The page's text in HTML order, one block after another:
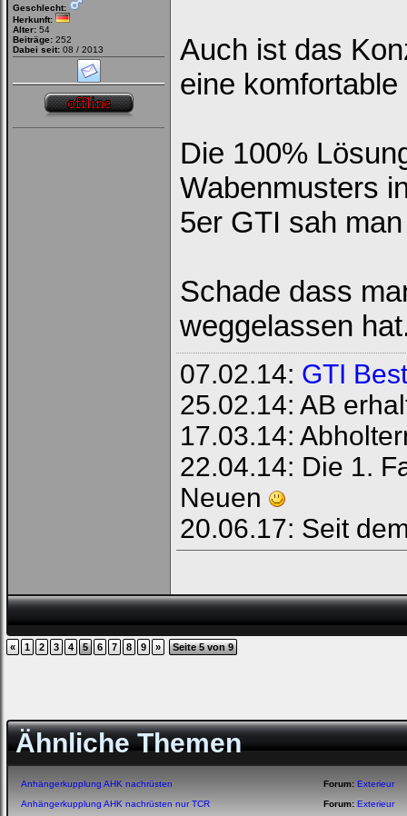
Geschlecht:
Herkunft:
Alter: 54
Beiträge: 252
Dabei seit: 08 / 2013
Auch ist das
eine
Die 100%
Wabenmusters
5er GTI sah
Schade dass
weggelassen
07.02.14: GTI
25.02.14: AB
17.03.14:
22.04.14: Die 1.
Neuen
20.06.17: Seit
« 1 2 3 4 5 6 7 8 9 » Seite 5 von 9
Ähnliche Themen
Anhängerkupplung AHK nachrüsten Forum: Exterieur
Anhängerkupplung AHK nachrüsten nur TCR
Forum: Exterieur